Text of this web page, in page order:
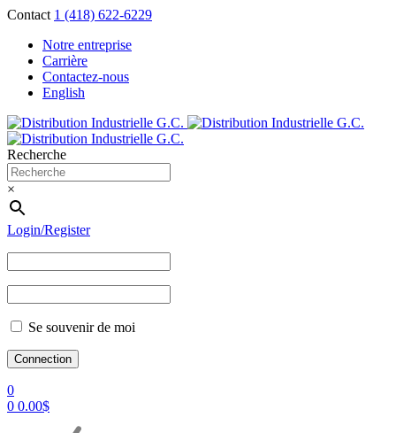
Contact 1 (418) 622-6229
Notre entreprise
Carrière
Contactez-nous
English
Recherche
×
Login/Register
Se souvenir de moi
0
0 0.00$